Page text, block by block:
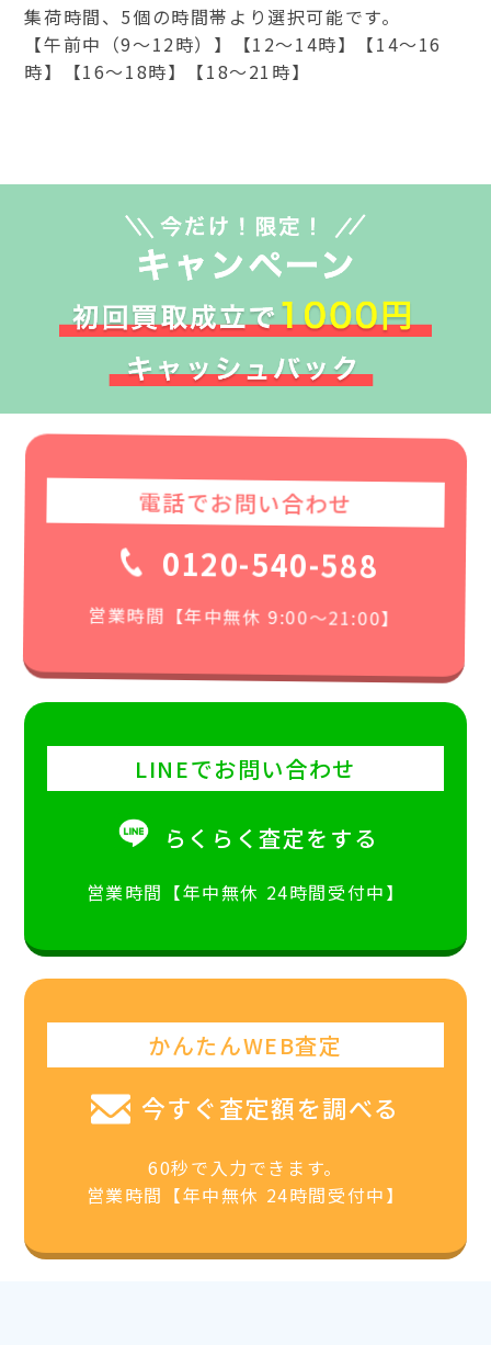
集荷時間、5個の時間帯より選択可能です。
【午前中（9～12時）】【12～14時】【14～16
時】【16～18時】【18～21時】
電話でお問い合わせ
0120-540-588
営業時間【年中無休 9:00〜21:00】
LINEでお問い合わせ
らくらく査定をする
営業時間【年中無休 24時間受付中】
かんたんWEB査定
今すぐ査定額を調べる
60秒で入力できます。
営業時間【年中無休 24時間受付中】